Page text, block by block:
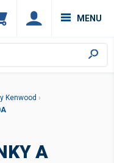
MENU
Kenwood ›
A